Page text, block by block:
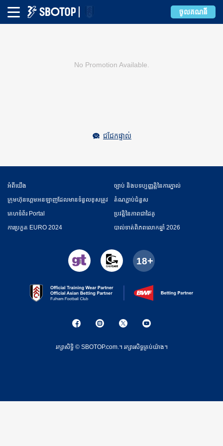
ចូលគណនី
No Promotion Available.
ជជែកផ្ទាល់
អំពី​​យើង
ច្បាប់ និងបទប្បញ្ញត្តិនៃការភ្នាល់
ក្រុមហ៊ុនហ្គេមអនឡាញដែលមានទំនួលខុសត្រូវ
តំណភ្ជាប់ជំនួស
គេហទំព័រ Portal
ប្រវត្តិនៃភាពជាដៃគូ
ការប្រកួត EURO 2024
​បាល់ទាត់​ពិភពលោកឆ្នាំ 2026
រក្សាសិទ្ធិ © SBOTOP.com.។ រក្សា​រ​សិទ្ធ​គ្រប់យ៉ាង។